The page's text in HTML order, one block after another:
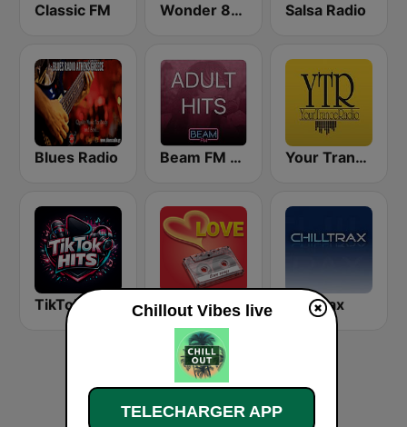
Classic FM Wonder 80's Salsa Radio
Blues Radio Beam FM - Adult Hits Your Trance Radio
TikTok Hits Romantic Vibes Chilltrax
Chillout Vibes live
TELECHARGER APP